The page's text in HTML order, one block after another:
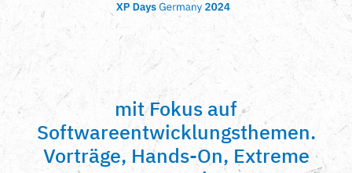
mit Fokus auf
Softwareentwicklungsthemen.
Vorträge, Hands-On, Extreme